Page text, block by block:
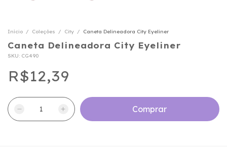
Início / Coleções / City / Caneta Delineadora City Eyeliner
Caneta Delineadora City Eyeliner
SKU: CG490
R$12,39